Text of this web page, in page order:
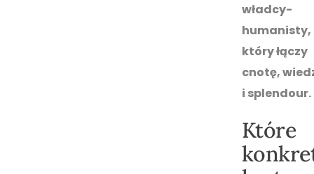
władcy-
humanisty,
który łączy
cnotę,
i splendour.
Które